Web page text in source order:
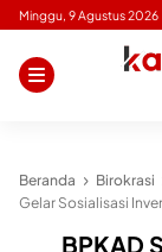
Skip
content
Minggu, 9 Agustus 2026
Beranda Birokrasi
Gelar Sosialisasi
BPKAD